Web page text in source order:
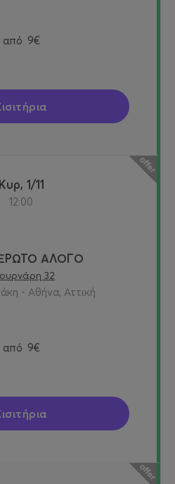
από 9€
Κυρ, 1/11
12:00
ΑΛΟΓΟ
32
- Αθήνα, Αττική
από 9€